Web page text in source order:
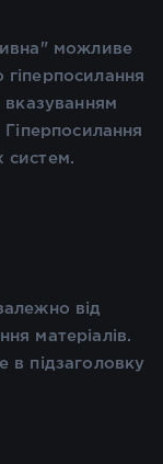
можливе
систем.
від
матеріалів.
в підзаголовку